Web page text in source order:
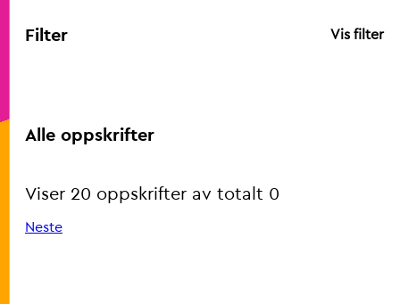
Filter Vis filter
Alle oppskrifter
Viser 20 oppskrifter av totalt 0
Neste